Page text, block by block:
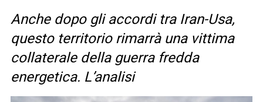
Anche dopo gli accordi tra Iran-Usa,
questo territorio rimarrà una vittima
collaterale della guerra fredda
energetica. L’analisi